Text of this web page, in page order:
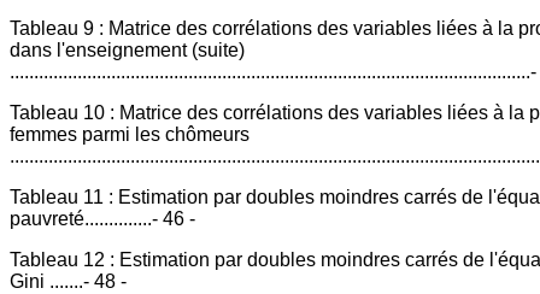
Tableau 9 : Matrice des corrélations des variables liées à la
dans l'enseignement (suite)
Tableau 10 : Matrice des corrélations des variables liées à la
femmes parmi les chômeurs
Tableau 11 : Estimation par doubles moindres carrés de
pauvreté..............- 46 -
Tableau 12 : Estimation par doubles moindres carrés de
Gini .......- 48 -